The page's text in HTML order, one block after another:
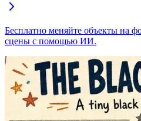
Бесплатно меняйте объекты на
сцены с помощью ИИ.